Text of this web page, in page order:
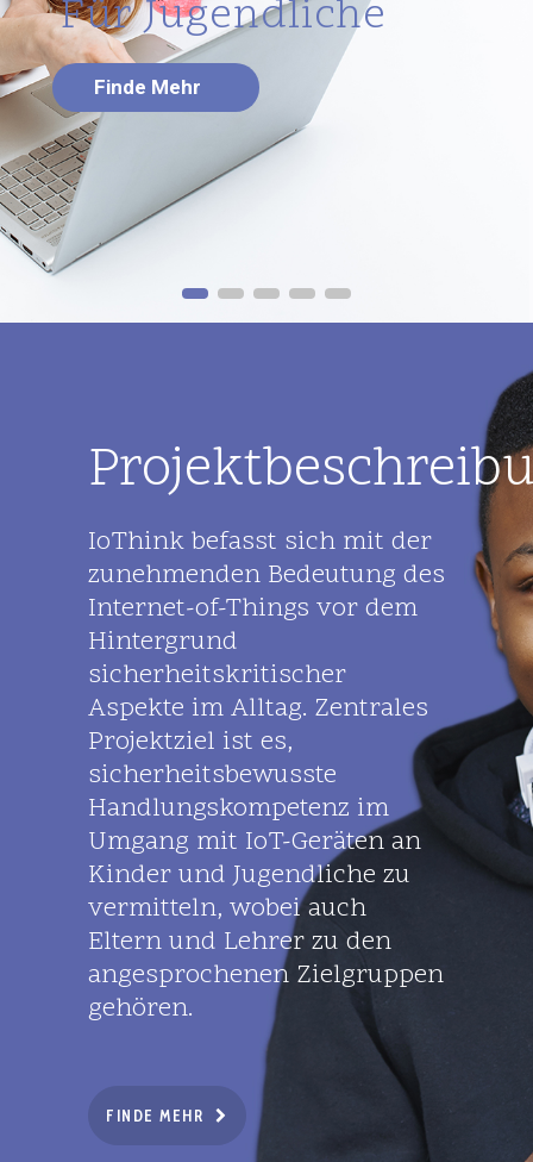
Für Jugendliche
Finde Mehr
IoThink befasst sich mit der
zunehmenden Bedeutung des
Internet-of-Things vor dem
Hintergrund
sicherheitskritischer
Aspekte im Alltag. Zentrales
Projektziel ist es,
sicherheitsbewusste
Handlungskompetenz im
Umgang mit IoT-Geräten an
Kinder und Jugendliche zu
vermitteln, wobei auch
Eltern und Lehrer zu den
angesprochenen Zielgruppen
gehören.
FINDE MEHR